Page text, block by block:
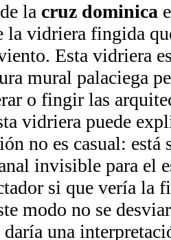
la cruz dominica
la vidriera fingida
Esta vidriera
mural palaciega
o fingir las
vidriera puede
no es casual:
invisible para el
si que vería la
modo no se
una